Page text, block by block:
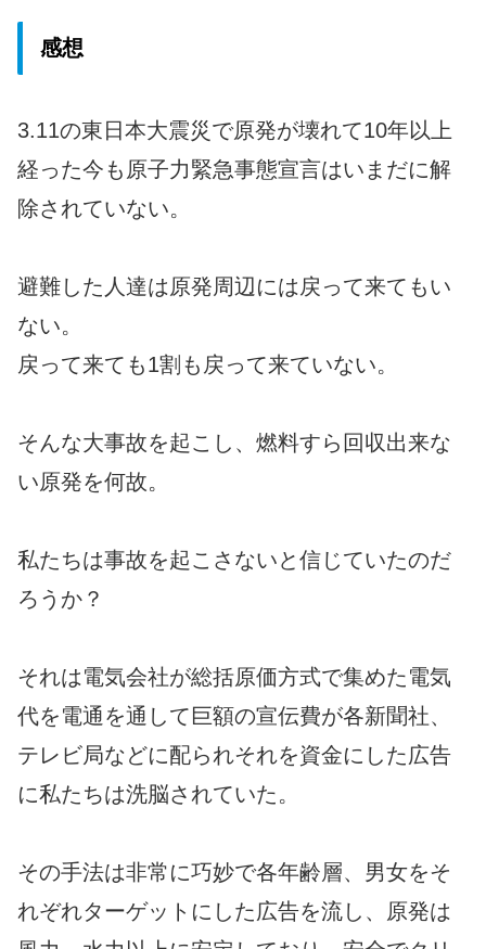
感想
3.11の東日本大震災で原発が壊れて10年以上
経った今も原子力緊急事態宣言はいまだに解
除されていない。
避難した人達は原発周辺には戻って来てもい
ない。
戻って来ても1割も戻って来ていない。
そんな大事故を起こし、燃料すら回収出来な
い原発を何故。
私たちは事故を起こさないと信じていたのだ
ろうか？
それは電気会社が総括原価方式で集めた電気
代を電通を通して巨額の宣伝費が各新聞社、
テレビ局などに配られそれを資金にした広告
に私たちは洗脳されていた。
その手法は非常に巧妙で各年齢層、男女をそ
れぞれターゲットにした広告を流し、原発は